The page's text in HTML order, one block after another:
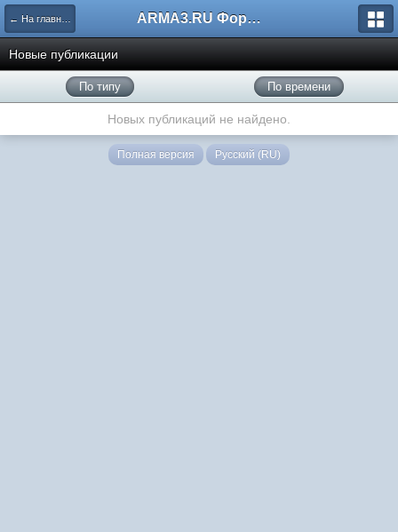
← На главную ARMA3.RU Форум
Новые публикации
По типу По времени
Новых публикаций не найдено.
Полная версия Русский (RU)